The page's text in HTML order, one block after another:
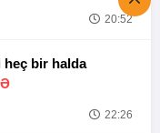
20:52
heç bir halda
22:26